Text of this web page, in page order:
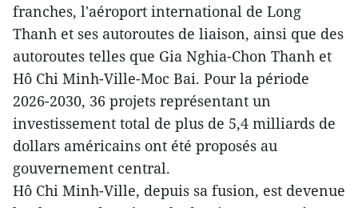
franches, l'aéroport international de Long
Thanh et ses autoroutes de liaison, ainsi que des
autoroutes telles que Gia Nghia-Chon Thanh et
Hô Chi Minh-Ville-Moc Bai. Pour la période
2026-2030, 36 projets représentant un
investissement total de plus de 5,4 milliards de
dollars américains ont été proposés au
gouvernement central.
Hô Chi Minh-Ville, depuis sa fusion, est devenue